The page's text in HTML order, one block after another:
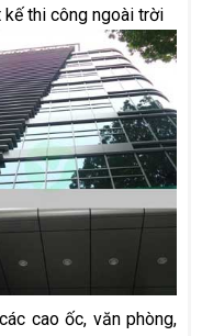
thi công ngoài trời
cao ốc, văn phòng,